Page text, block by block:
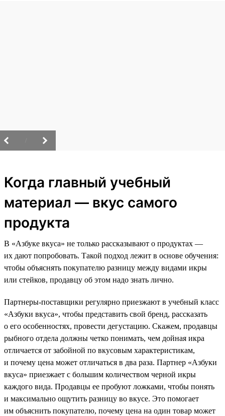
Когда главный учебный
материал — вкус самого
продукта
В «Азбуке вкуса» не только рассказывают о продуктах —
их дают попробовать. Такой подход лежит в основе обучения:
чтобы объяснять покупателю разницу между видами икры
или стейков, продавцу об этом надо знать лично.
Партнеры-поставщики регулярно приезжают в учебный класс
«Азбуки вкуса», чтобы представить свой бренд, рассказать
о его особенностях, провести дегустацию. Скажем, продавцы
рыбного отдела должны четко понимать, чем дойная икра
отличается от забойной по вкусовым характеристикам,
и почему цена может отличаться в два раза. Партнер «Азбуки
вкуса» приезжает с большим количеством черной икры
каждого вида. Продавцы ее пробуют ложками, чтобы понять
и максимально ощутить разницу во вкусе. Это помогает
им объяснить покупателю, почему цена на один товар может